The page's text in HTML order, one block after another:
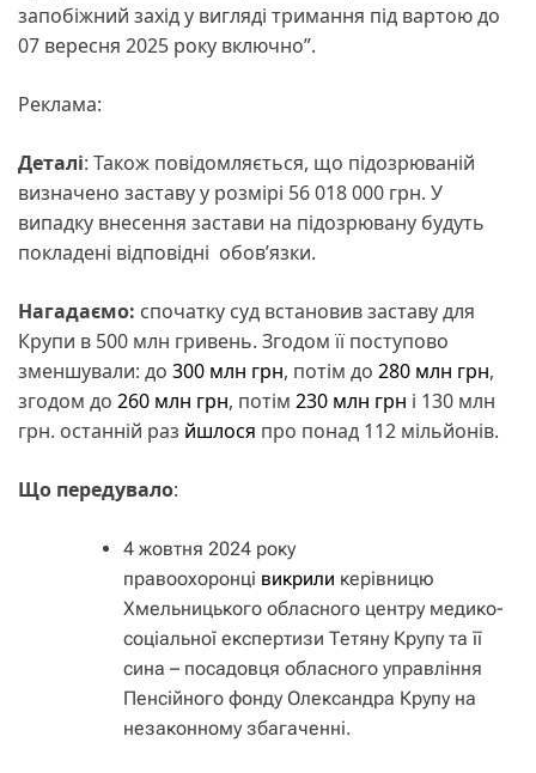
запобіжний захід у вигляді тримання під вартою до
07 вересня 2025 року включно”.
Реклама:
Деталі: Також повідомляється, що підозрюваній
визначено заставу у розмірі 56 018 000 грн. У
випадку внесення застави на підозрювану будуть
покладені відповідні обов’язки.
Нагадаємо: спочатку суд встановив заставу для
Крупи в 500 млн гривень. Згодом її поступово
зменшували: до 300 млн грн, потім до 280 млн грн,
згодом до 260 млн грн, потім 230 млн грн і 130 млн
грн. останній раз йшлося про понад 112 мільйонів.
Що передувало:
4 жовтня 2024 року
правоохоронці викрили керівницю
Хмельницького обласного центру медико-
соціальної експертизи Тетяну Крупу та її
сина – посадовця обласного управління
Пенсійного фонду Олександра Крупу на
незаконному збагаченні.